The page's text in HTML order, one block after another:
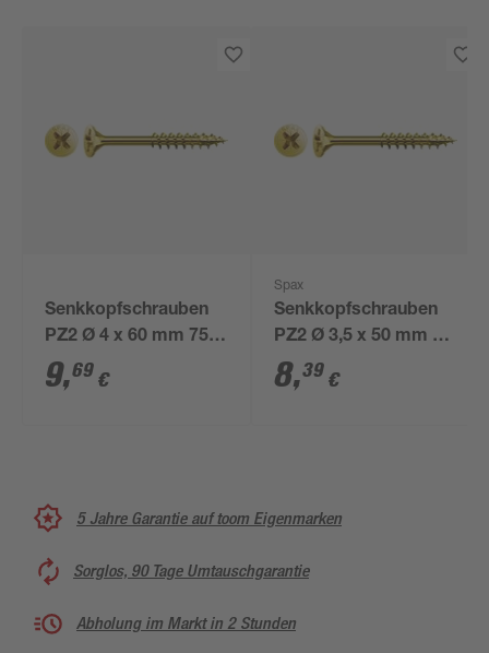
Senkkopfschrauben
PZ2 Ø 4 x 60 mm 75
Stück
9,69 €
Spax
Senkkopfschrauben
PZ2 Ø 3,5 x 50 mm 75
Stück
8,39 €
5 Jahre Garantie auf toom Eigenmarken
Sorglos, 90 Tage Umtauschgarantie
Abholung im Markt in 2 Stunden